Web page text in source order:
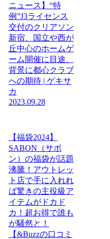
ニュース】“特
例”J3ライセンス
交付のクリアソン
新宿、国立や西が
丘中心のホームゲ
ーム開催に目途、
背景に都心クラブ
への期待 | ゲキサ
カ
2023.09.28
【福袋2024】
SABON（サボ
ン）の福袋が話題
沸騰！アウトレッ
ト店で手に入れれ
ば驚きの主役級ア
イテムがドカド
カ！超お得で誰も
が騒然と！
【&Buzzの口コミ